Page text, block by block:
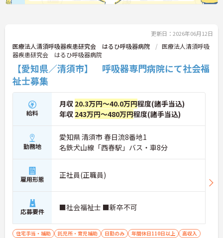
更新日：2026年06月12日
医療法人清須呼吸器疾患研究会 はるひ呼吸器病院
医療法人清須呼吸
器疾患研究会 はるひ呼吸器病院
【愛知県／清須市】 呼吸器専門病院にて社会福
祉士募集
給料
月収 20.3万円～40.0万円程度(諸手当込)
年収 243万円～480万円程度(諸手当込)
勤務地
愛知県 清須市 春日流8番地1
名鉄犬山線「西春駅」バス・車8分
雇用形態 正社員(正職員)
応募要件 ■社会福祉士 ■新卒不可
住宅手当・補助 託児所・育児補助 日勤のみ 年間休日110日以上
高収入